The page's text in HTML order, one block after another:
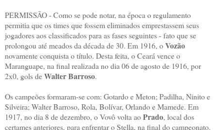
PERMISSÃO - Como se pode notar, na época o regulamento
permitia que os times que fossem eliminados emprestassem seus
jogadores aos classificados para as fases seguintes - fato que se
prolongou até meados da década de 30. Em 1916, oVozão
novamente conquista o título. Desta feita, o Ceará vence o
Maranguape, na final realizada no dia 06 de agosto de 1916, por
2x0, gols deWalter Barroso.
Os campeões formaram-se com: Gotardo e Meton; Padilha, Ninito e
Silveira; Walter Barroso, Rola, Bolívar, Orlando e Mamede. Em
1917, no dia 8 de dezembro, o Vovô volta aoPrado, local dos
certames anteriores, para enfrentar o Stella, na final do campeonato.